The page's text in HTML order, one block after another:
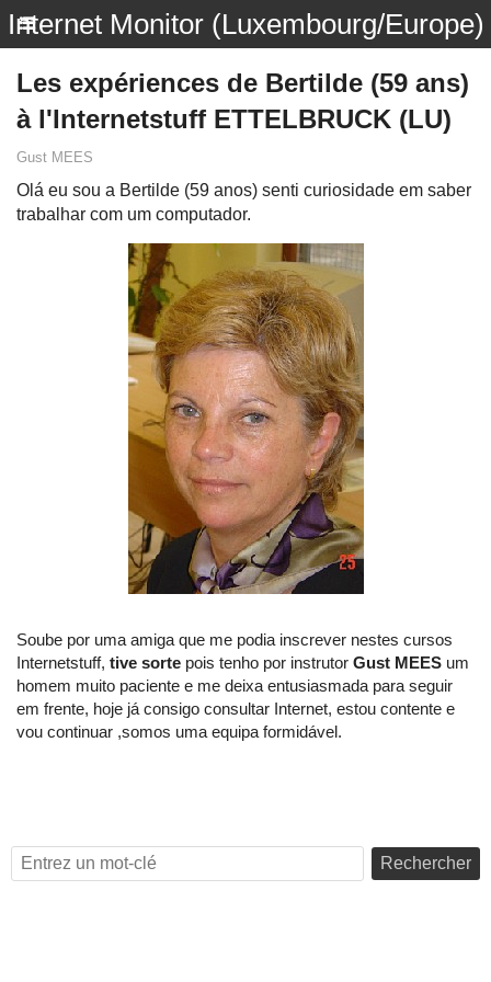
Internet Monitor (Luxembourg/Europe)
Les expériences de Bertilde (59 ans)
à l'Internetstuff ETTELBRUCK (LU)
Gust MEES
Olá eu sou a Bertilde (59 anos) senti curiosidade em saber
trabalhar com um computador.
Soube por uma amiga que me podia inscrever nestes cursos
Internetstuff, tive sorte pois tenho por instrutor Gust MEES um
homem muito paciente e me deixa entusiasmada para seguir
em frente, hoje já consigo consultar Internet, estou contente e
vou continuar ,somos uma equipa formidável.
Rechercher